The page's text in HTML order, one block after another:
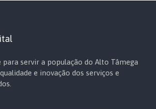
para servir a população do Alto Tâmega
e inovação dos serviços e